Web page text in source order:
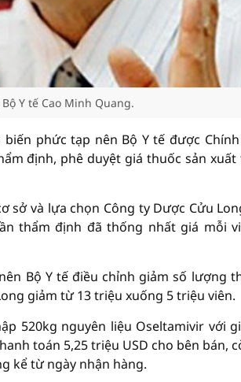
Y tế Cao Minh Quang.
phức tạp nên Bộ Y tế được
định, phê duyệt giá thuốc sản
sở và lựa chọn Công ty Dược Cửu
thẩm định đã thống nhất giá mỗi
Bộ Y tế điều chỉnh giảm số lượng
giảm từ 13 triệu xuống 5 triệu viên.
520kg nguyên liệu Oseltamivir với
toán 5,25 triệu USD cho bên bán,
kể từ ngày nhận hàng.